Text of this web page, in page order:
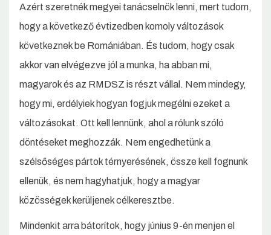
Azért szeretnék megyei tanácselnök lenni, mert tudom,
hogy a következő évtizedben komoly változások
következnek be Romániában. És tudom, hogy csak
akkor van elvégezve jól a munka, ha abban mi,
magyarok és az RMDSZ is részt vállal. Nem mindegy,
hogy mi, erdélyiek hogyan fogjuk megélni ezeket a
változásokat. Ott kell lennünk, ahol a rólunk szóló
döntéseket meghozzák. Nem engedhetünk a
szélsőséges pártok térnyerésének, össze kell fognunk
ellenük, és nem hagyhatjuk, hogy a magyar
közösségek kerüljenek célkeresztbe.
Mindenkit arra bátorítok, hogy június 9-én menjen el